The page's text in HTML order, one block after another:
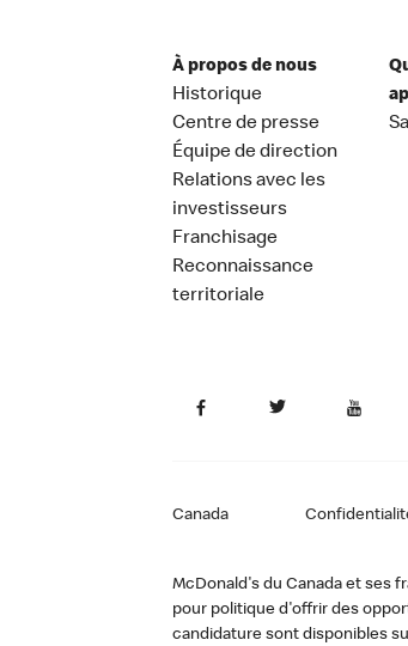
À propos de nous
Historique
Centre de presse
Équipe de direction
Relations avec les
investisseurs
Franchisage
Reconnaissance
territoriale
Canada
McDonald's du Canada et ses
pour politique d'offrir des
candidature sont disponibles